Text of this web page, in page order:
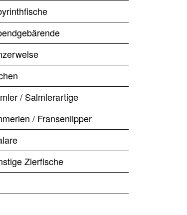
/ Salmlerartige
/ Fransenlipper
Zierfische